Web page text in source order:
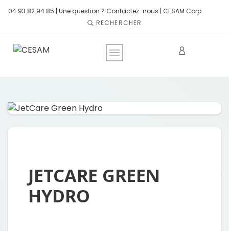
04.93.82.94.85 |Une question ? Contactez-nous |CESAM Corp
RECHERCHER
JETCARE GREEN
HYDRO